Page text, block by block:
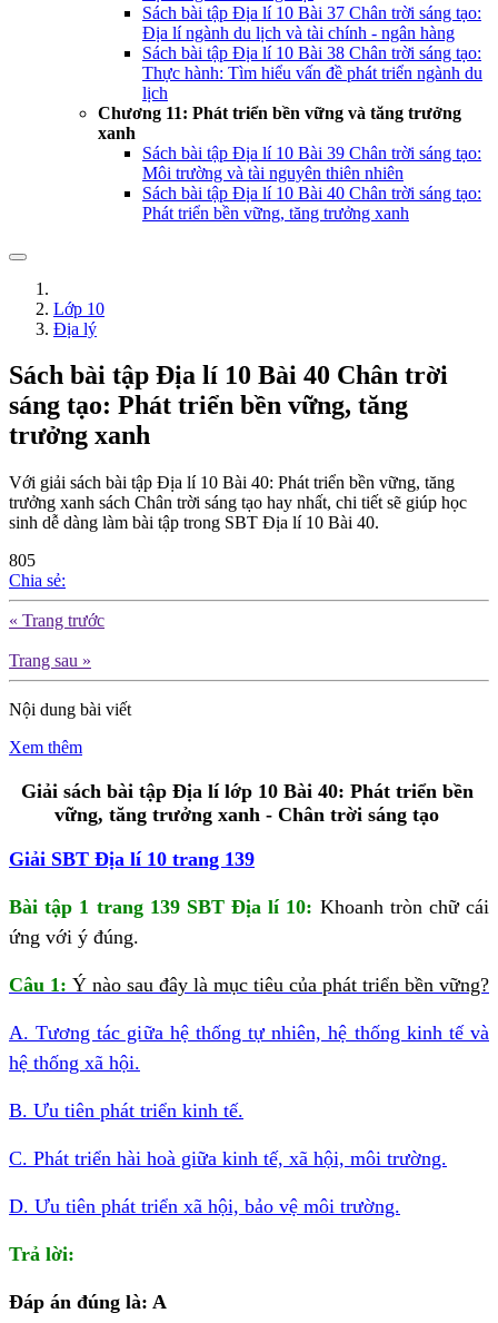
Sách bài tập Địa lí 10 Bài 37 Chân trời sáng tạo:
Địa lí ngành du lịch và tài chính - ngân hàng
Sách bài tập Địa lí 10 Bài 38 Chân trời sáng tạo:
Thực hành: Tìm hiểu vấn đề phát triển ngành du
lịch
Chương 11: Phát triển bền vững và tăng trưởng
xanh
Sách bài tập Địa lí 10 Bài 39 Chân trời sáng tạo:
Môi trường và tài nguyên thiên nhiên
Sách bài tập Địa lí 10 Bài 40 Chân trời sáng tạo:
Phát triển bền vững, tăng trưởng xanh
Lớp 10
Địa lý
Sách bài tập Địa lí 10 Bài 40 Chân trời
sáng tạo: Phát triển bền vững, tăng
trưởng xanh
Với giải sách bài tập Địa lí 10 Bài 40: Phát triển bền vững, tăng
trưởng xanh sách Chân trời sáng tạo hay nhất, chi tiết sẽ giúp học
sinh dễ dàng làm bài tập trong SBT Địa lí 10 Bài 40.
805
Chia sẻ:
« Trang trước
Trang sau »
Nội dung bài viết
Xem thêm
Giải sách bài tập Địa lí lớp 10 Bài 40: Phát triển bền
vững, tăng trưởng xanh - Chân trời sáng tạo
Giải SBT Địa lí 10 trang 139
Bài tập 1 trang 139 SBT Địa lí 10: Khoanh tròn chữ cái
ứng với ý đúng.
Câu 1: Ý nào sau đây là mục tiêu của phát triển bền vững?
A. Tương tác giữa hệ thống tự nhiên, hệ thống kinh tế và
hệ thống xã hội.
B. Ưu tiên phát triển kinh tế.
C. Phát triển hài hoà giữa kinh tế, xã hội, môi trường.
D. Ưu tiên phát triển xã hội, bảo vệ môi trường.
Trả lời:
Đáp án đúng là: A